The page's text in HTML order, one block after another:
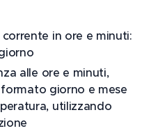
in ore e minuti:
alle ore e minuti,
giorno e mese
utilizzando